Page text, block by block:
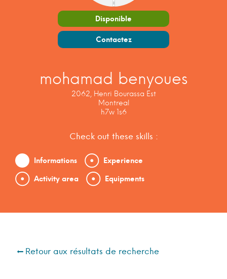
Disponible
Contactez
mohamad benyoues
2062, Henri Bourassa Est
Montreal
h7w 1s6
Check out these skills :
Informations
Experience
Activity area
Equipments
Retour aux résultats de recherche